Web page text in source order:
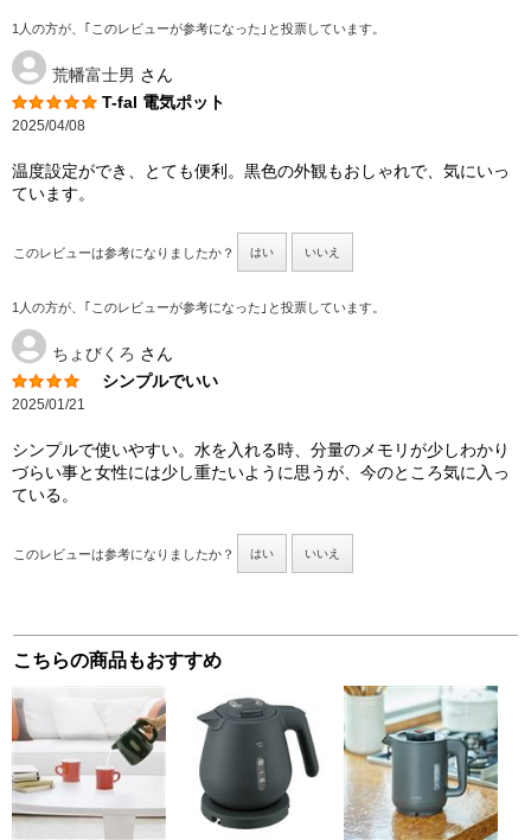
1人の方が、｢このレビューが参考になった｣と投票しています。
荒幡富士男 さん
T-fal 電気ポット
2025/04/08
温度設定ができ、とても便利。黒色の外観もおしゃれで、気にいっ
ています。
このレビューは参考になりましたか？ はい いいえ
1人の方が、｢このレビューが参考になった｣と投票しています。
ちょびくろ さん
シンプルでいい
2025/01/21
シンプルで使いやすい。水を入れる時、分量のメモリが少しわかり
づらい事と女性には少し重たいように思うが、今のところ気に入っ
ている。
このレビューは参考になりましたか？ はい いいえ
こちらの商品もおすすめ